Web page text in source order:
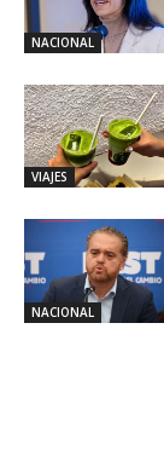
NACIONAL
VIAJES
NACIONAL